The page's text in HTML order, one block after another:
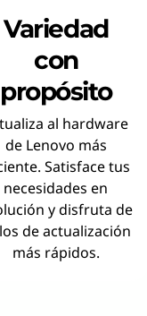
Variedad
con
propósito
al hardware
de Lenovo más
Satisface tus
necesidades en
y disfruta de
de actualización
más rápidos.